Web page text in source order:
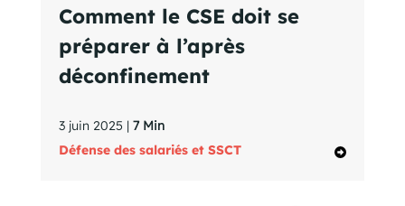
Comment le CSE doit se
préparer à l’après
déconfinement
3 juin 2025 | 7 Min
Défense des salariés et SSCT